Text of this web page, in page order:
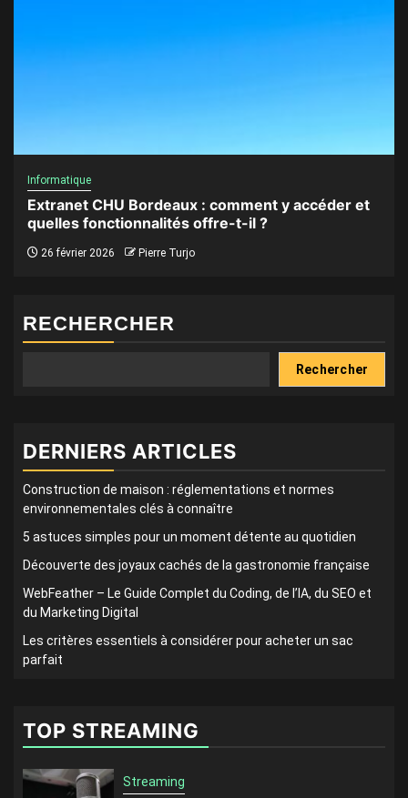
Informatique
Extranet CHU Bordeaux : comment y accéder et
quelles fonctionnalités offre-t-il ?
26 février 2026 Pierre Turjo
RECHERCHER
Rechercher
DERNIERS ARTICLES
Construction de maison : réglementations et normes
environnementales clés à connaître
5 astuces simples pour un moment détente au quotidien
Découverte des joyaux cachés de la gastronomie française
WebFeather – Le Guide Complet du Coding, de l’IA, du SEO et
du Marketing Digital
Les critères essentiels à considérer pour acheter un sac
parfait
TOP STREAMING
Streaming